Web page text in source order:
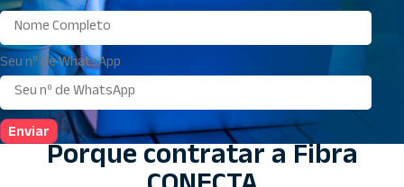
Seu nº de WhatsApp
Enviar
Porque contratar a Fibra